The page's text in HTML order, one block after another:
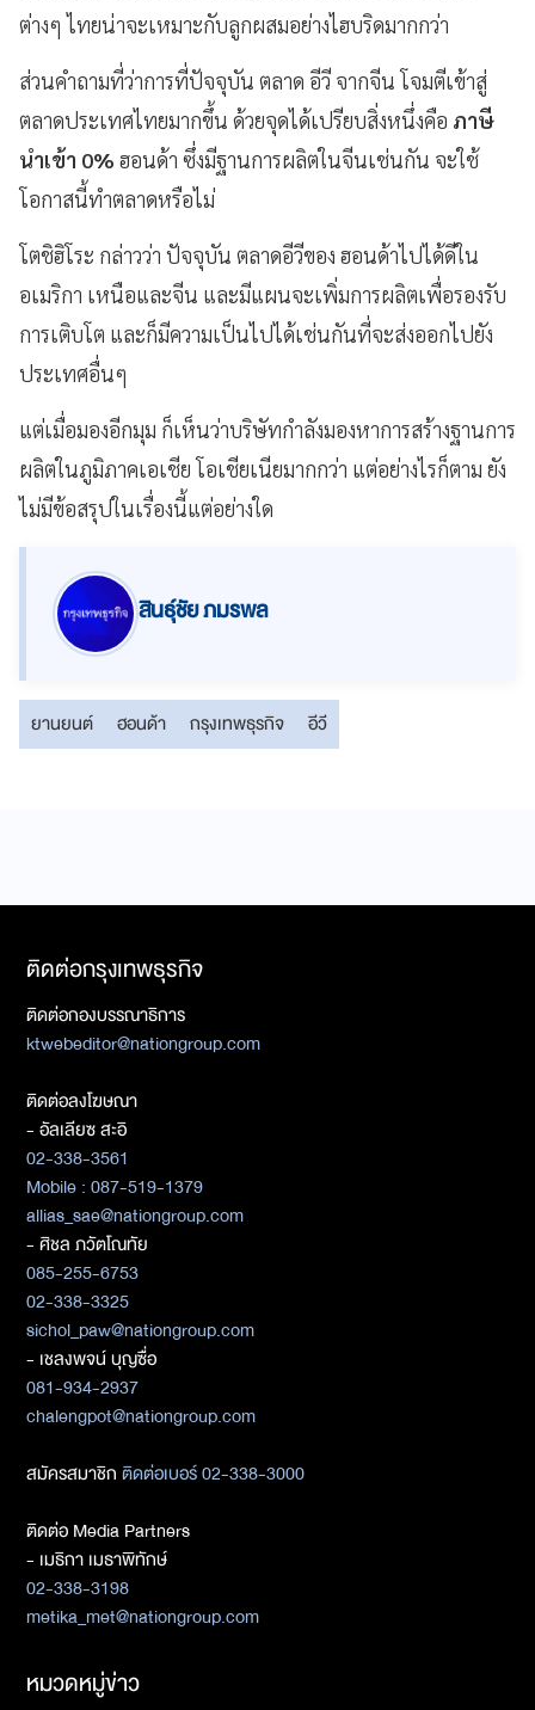
ต่างๆ ไทยน่าจะเหมาะกับลูกผสมอย่างไฮบริดมากกว่า
ส่วนคำถามที่ว่าการที่ปัจจุบัน ตลาด อีวี จากจีน โจมตีเข้าสู่
ตลาดประเทศไทยมากขึ้น ด้วยจุดได้เปรียบสิ่งหนึ่งคือ ภาษี
นำเข้า 0% ฮอนด้า ซึ่งมีฐานการผลิตในจีนเช่นกัน จะใช้
โอกาสนี้ทำตลาดหรือไม่
โตชิฮิโระ กล่าวว่า ปัจจุบัน ตลาดอีวีของ ฮอนด้าไปได้ดีใน
อเมริกา เหนือและจีน และมีแผนจะเพิ่มการผลิตเพื่อรองรับ
การเติบโต และก็มีความเป็นไปได้เช่นกันที่จะส่งออกไปยัง
ประเทศอื่นๆ
แต่เมื่อมองอีกมุม ก็เห็นว่าบริษัทกำลังมองหาการสร้างฐานการ
ผลิตในภูมิภาคเอเชีย โอเชียเนียมากกว่า แต่อย่างไรก็ตาม ยัง
ไม่มีข้อสรุปในเรื่องนี้แต่อย่างใด
สินธุ์ชัย ภมรพล
ยานยนต์ ฮอนด้า กรุงเทพธุรกิจ อีวี
ติดต่อกรุงเทพธุรกิจ
ติดต่อกองบรรณาธิการ
ktwebeditor@nationgroup.com
ติดต่อลงโฆษณา
- อัลเลียซ สะอิ
02-338-3561
Mobile : 087-519-1379
allias_sae@nationgroup.com
- ศิชล ภวัตโณทัย
085-255-6753
02-338-3325
sichol_paw@nationgroup.com
- เชลงพจน์ บุญซื่อ
081-934-2937
chalengpot@nationgroup.com
สมัครสมาชิกติดต่อเบอร์ 02-338-3000
ติดต่อ Media Partners
- เมธิกา เมธาพิทักษ์
02-338-3198
metika_met@nationgroup.com
หมวดหมู่ข่าว